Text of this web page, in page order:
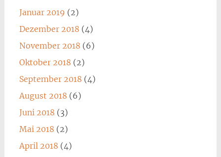
Januar 2019 (2)
Dezember 2018 (4)
November 2018 (6)
Oktober 2018 (2)
September 2018 (4)
August 2018 (6)
Juni 2018 (3)
Mai 2018 (2)
April 2018 (4)